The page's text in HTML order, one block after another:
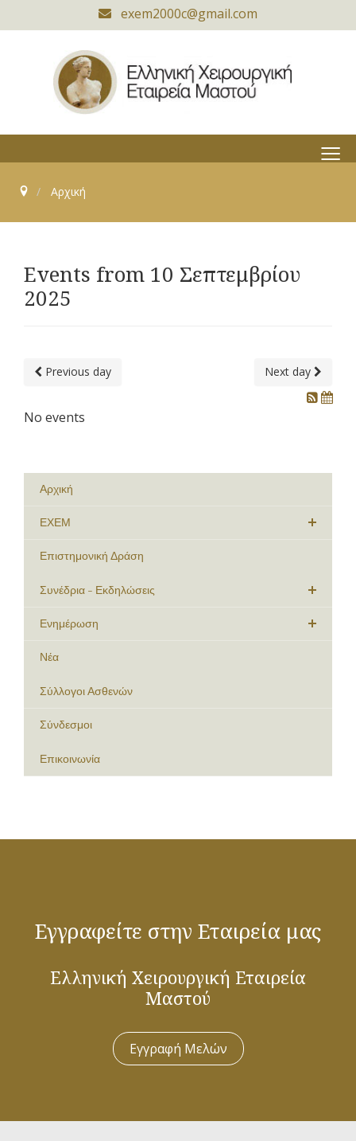
exem2000c@gmail.com
≡
Αρχική
Events from 10 Σεπτεμβρίου
2025
Previous day Next day
No events
Αρχική
ΕΧΕΜ
Επιστημονική Δράση
Συνέδρια - Εκδηλώσεις
Ενημέρωση
Νέα
Σύλλογοι Ασθενών
Σύνδεσμοι
Επικοινωνία
Εγγραφείτε στην Εταιρεία μας
Ελληνική Χειρουργική Εταιρεία
Μαστού
Εγγραφή Μελών